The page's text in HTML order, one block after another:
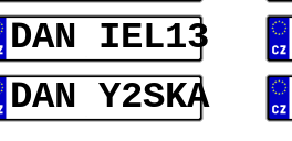
DAN IEL13
DAN Y2SKA